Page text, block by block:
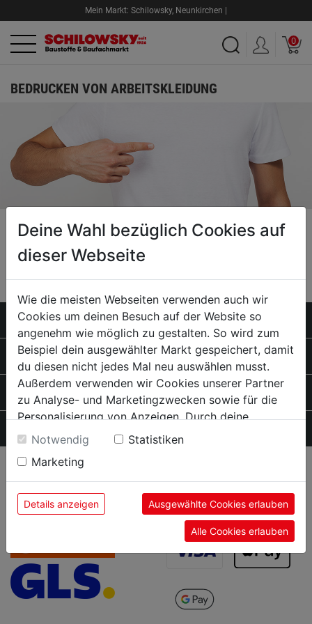
Mein Markt: Schilowsky, Neunkirchen |
0
BEDRUCKEN VON ARBEITSKLEIDUNG
Du willst deine Arbeitsbekleidung personalisieren? Schilowsky
persönlichen Wünschen.
SCHILOWSKY SERVICE
PRODUKTE
RAT & TAT
VERSANDARTEN
Deine Wahl bezüglich Cookies auf
dieser Webseite
Wie die meisten Webseiten verwenden auch wir
Cookies um deinen Besuch auf der Website so
angenehm wie möglich zu gestalten. So wird zum
Beispiel dein ausgewählter Markt gespeichert, damit
du diesen nicht jedes Mal neu auswählen musst.
Außerdem verwenden wir Cookies unserer Partner
zu Analyse- und Marketingzwecken sowie für die
Personalisierung von Anzeigen. Durch deine
Einwilligung werden die Daten von Drittanbieter,
unter anderem auch in den USA, verarbeitet.
Durch Klick auf "Alle Cookies erlauben" stimmst du
der Verwendung aller Cookies zu. Unter "Details
anzeigen" findest du alle Infos zu den
unterschiedlichen Cookies, unter "Cookies
Konfigurieren" kannst du auswählen, welche Cookies
du zulassen möchtest und welche nicht.
Weitere Informationen findest du in unserer
Datenschutzerklärung
Notwendig
Statistiken
Marketing
Details anzeigen Ausgewählte Cookies erlauben
Alle Cookies erlauben